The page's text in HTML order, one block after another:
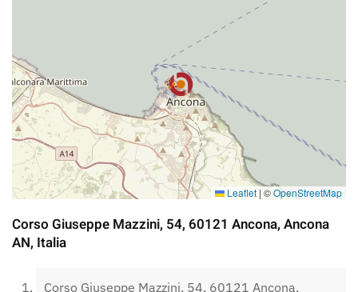
Leaflet | ©OpenStreetMap
Corso Giuseppe Mazzini, 54, 60121 Ancona, Ancona
AN, Italia
Corso Giuseppe Mazzini, 54, 60121 Ancona,